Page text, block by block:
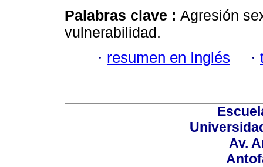
Palabras clave : Agresión
vulnerabilidad.
· resumen en Inglés ·
Av.